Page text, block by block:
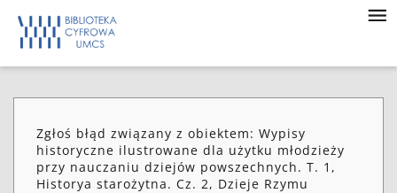
Zgłoś błąd związany z obiektem: Wypisy
historyczne ilustrowane dla użytku młodzieży
przy nauczaniu dziejów powszechnych. T. 1,
Historya starożytna. Cz. 2, Dzieje Rzymu